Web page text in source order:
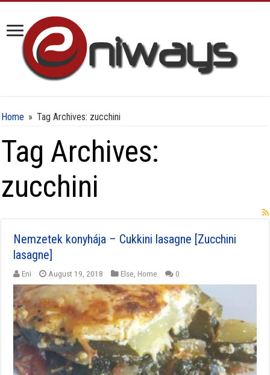
Home » Tag Archives: zucchini
Tag Archives:
zucchini
Nemzetek konyhája – Cukkini lasagne [Zucchini
lasagne]
Eni August 19, 2018 Else Home 0